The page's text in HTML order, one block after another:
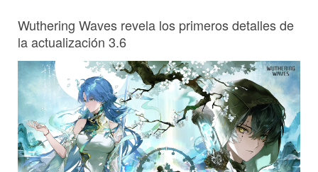
Wuthering Waves revela los primeros detalles de
la actualización 3.6